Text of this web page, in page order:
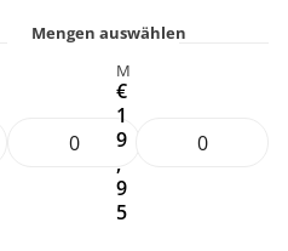
Mengen auswählen
M
€
1
9
,
9
5